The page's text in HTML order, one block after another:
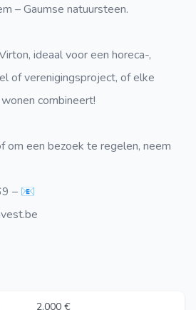
– Gaumse natuursteen.
ideaal voor een horeca-,
of verenigingsproject, of elke
combineert!
om een bezoek te regelen, neem
– 📧
2.000 €